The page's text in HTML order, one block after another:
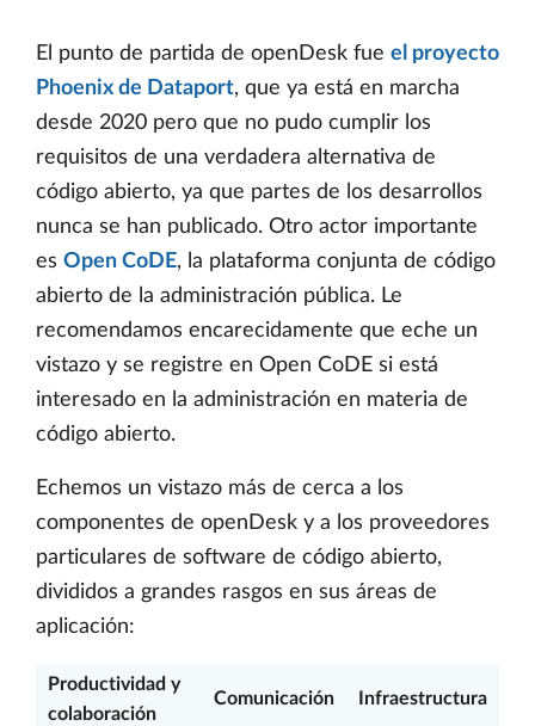
El punto de partida de openDesk fue el proyecto
Phoenix de Dataport, que ya está en marcha
desde 2020 pero que no pudo cumplir los
requisitos de una verdadera alternativa de
código abierto, ya que partes de los desarrollos
nunca se han publicado. Otro actor importante
es Open CoDE, la plataforma conjunta de código
abierto de la administración pública. Le
recomendamos encarecidamente que eche un
vistazo y se registre en Open CoDE si está
interesado en la administración en materia de
código abierto.
Echemos un vistazo más de cerca a los
componentes de openDesk y a los proveedores
particulares de software de código abierto,
divididos a grandes rasgos en sus áreas de
aplicación:
Productividad y
colaboración
Comunicación Infraestructura